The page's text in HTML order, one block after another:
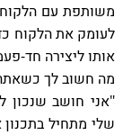
משותפת עם
לעומק את הלקוח
אותו ליצירה חד-
מה חשוב לך
"אני חושב שנכון
שלי מתחיל בתכנון